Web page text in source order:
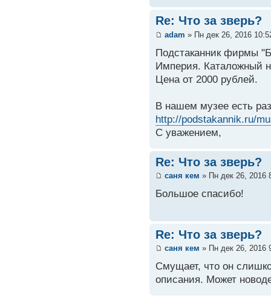
Re: Что за зверь?
adam » Пн дек 26, 2016
Подстаканник фирмы
Империя. Каталожный
Цена от 2000 рублей.
В нашем музее есть
http://podstakannik.ru/
С уважением,
Re: Что за зверь?
саня кем » Пн дек 26, 2016
Большое спасибо!
Re: Что за зверь?
саня кем » Пн дек 26, 2016
Смущает, что он
описания. Может